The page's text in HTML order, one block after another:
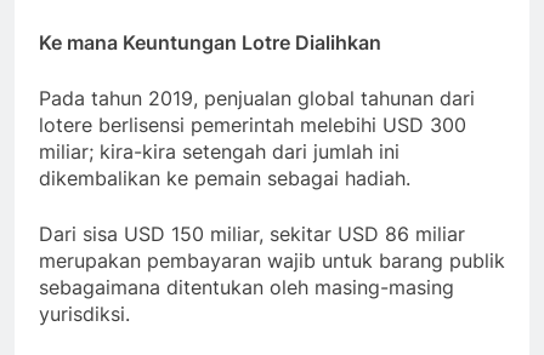
Ke mana Keuntungan Lotre Dialihkan
Pada tahun 2019, penjualan global tahunan dari
lotere berlisensi pemerintah melebihi USD 300
miliar; kira-kira setengah dari jumlah ini
dikembalikan ke pemain sebagai hadiah.
Dari sisa USD 150 miliar, sekitar USD 86 miliar
merupakan pembayaran wajib untuk barang publik
sebagaimana ditentukan oleh masing-masing
yurisdiksi.